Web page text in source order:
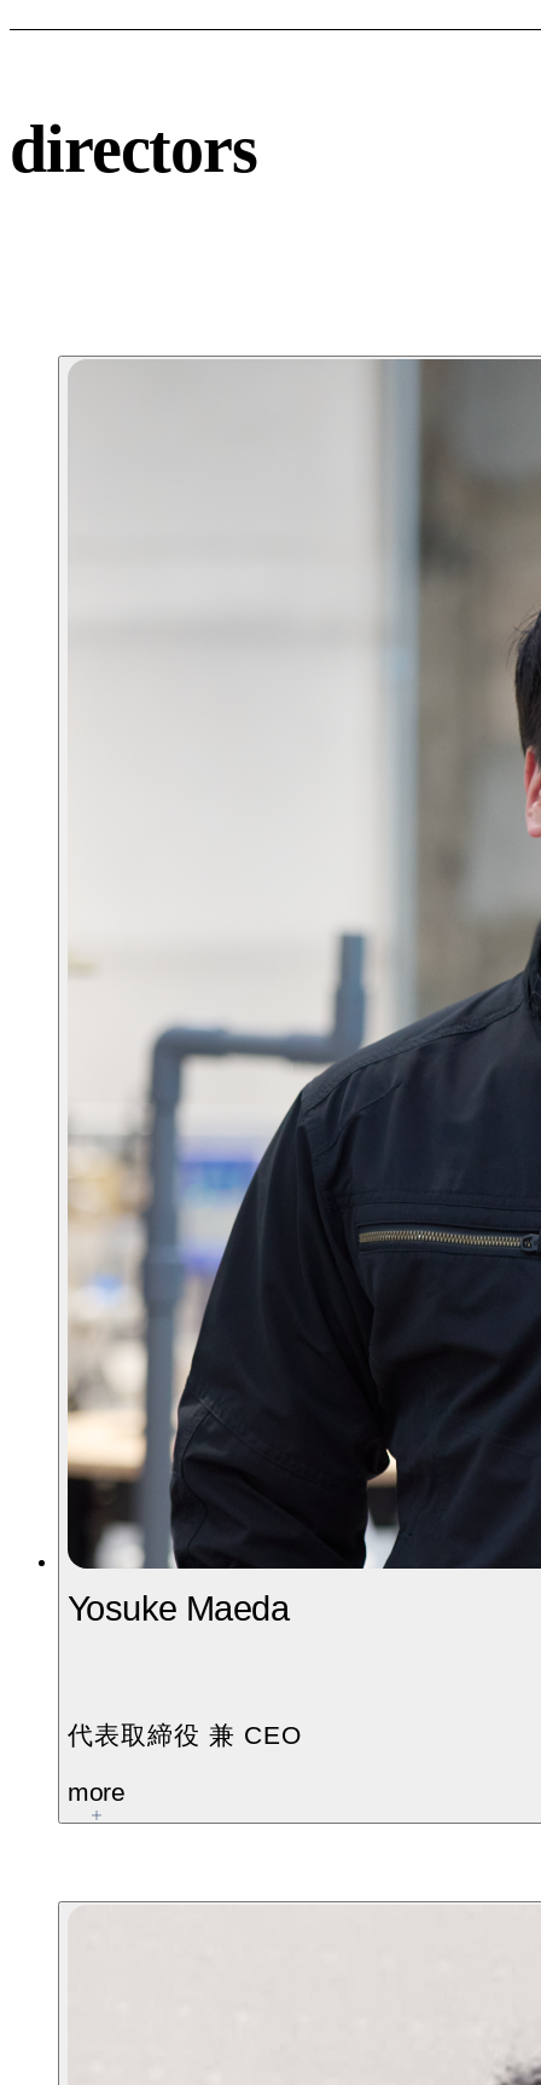
directors
Yosuke Maeda
代表取締役 兼 CEO
more